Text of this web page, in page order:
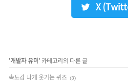
X
'개발자 유머' 카테고리의 다른 글
속도감 나게 웃기는 퀴즈
(3)